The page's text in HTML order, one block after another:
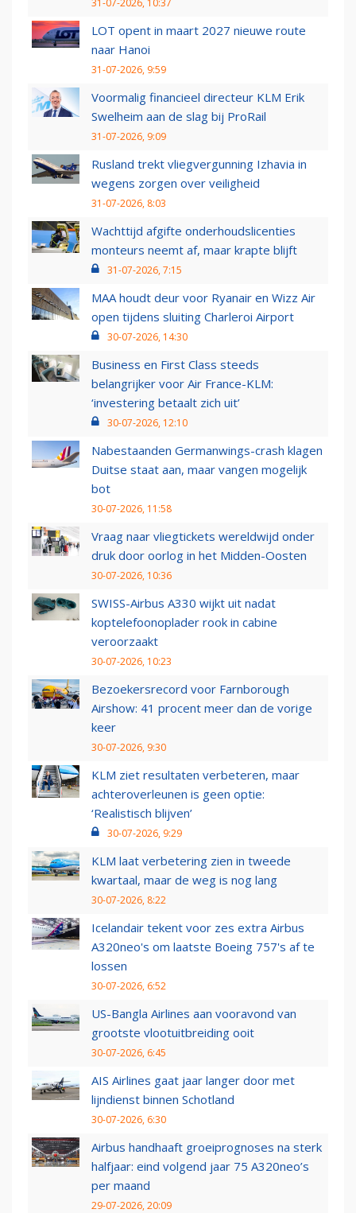
LOT opent in maart 2027 nieuwe route
naar Hanoi
31-07-2026, 9:59
Voormalig financieel directeur KLM Erik
Swelheim aan de slag bij ProRail
31-07-2026, 9:09
Rusland trekt vliegvergunning Izhavia in
wegens zorgen over veiligheid
31-07-2026, 8:03
Wachttijd afgifte onderhoudslicenties
monteurs neemt af, maar krapte blijft
31-07-2026, 7:15
MAA houdt deur voor Ryanair en Wizz Air
open tijdens sluiting Charleroi Airport
30-07-2026, 14:30
Business en First Class steeds
belangrijker voor Air France-KLM:
‘investering betaalt zich uit’
30-07-2026, 12:10
Nabestaanden Germanwings-crash klagen
Duitse staat aan, maar vangen mogelijk
bot
30-07-2026, 11:58
Vraag naar vliegtickets wereldwijd onder
druk door oorlog in het Midden-Oosten
30-07-2026, 10:36
SWISS-Airbus A330 wijkt uit nadat
koptelefoonoplader rook in cabine
veroorzaakt
30-07-2026, 10:23
Bezoekersrecord voor Farnborough
Airshow: 41 procent meer dan de vorige
keer
30-07-2026, 9:30
KLM ziet resultaten verbeteren, maar
achteroverleunen is geen optie:
‘Realistisch blijven’
30-07-2026, 9:29
KLM laat verbetering zien in tweede
kwartaal, maar de weg is nog lang
30-07-2026, 8:22
Icelandair tekent voor zes extra Airbus
A320neo's om laatste Boeing 757's af te
lossen
30-07-2026, 6:52
US-Bangla Airlines aan vooravond van
grootste vlootuitbreiding ooit
30-07-2026, 6:45
AIS Airlines gaat jaar langer door met
lijndienst binnen Schotland
30-07-2026, 6:30
Airbus handhaaft groeiprognoses na sterk
halfjaar: eind volgend jaar 75 A320neo’s
per maand
29-07-2026, 20:09